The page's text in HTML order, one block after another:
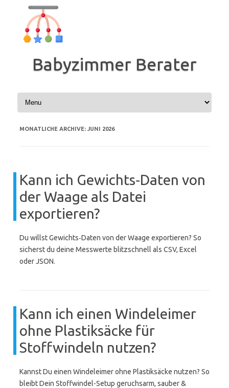
Inhalt
springen
Babyzimmer Berater
MONATLICHE ARCHIVE: JUNI 2026
Kann ich Gewichts‑Daten von
der Waage als Datei
exportieren?
Du willst Gewichts‑Daten von der Waage exportieren? So
sicherst du deine Messwerte blitzschnell als CSV, Excel
oder JSON.
Kann ich einen Windeleimer
ohne Plastiksäcke für
Stoffwindeln nutzen?
Kannst Du einen Windeleimer ohne Plastiksäcke nutzen? So
bleibt Dein Stoffwindel-Setup geruchsarm, sauber &